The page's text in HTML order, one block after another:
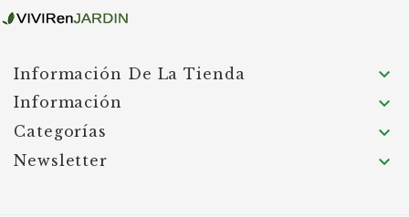
Información De La Tienda 
Información 
Categorías 
Newsletter 